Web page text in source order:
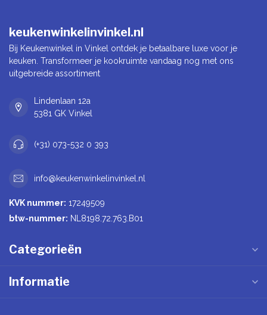
keukenwinkelinvinkel.nl
Bij Keukenwinkel in Vinkel ontdek je betaalbare luxe voor je
keuken. Transformeer je kookruimte vandaag nog met ons
uitgebreide assortiment
Lindenlaan 12a
5381 GK Vinkel
(+31) 073-532 0 393
info@keukenwinkelinvinkel.nl
KVK nummer: 17249509
btw-nummer: NL8198.72.763.B01
Categorieën
Informatie